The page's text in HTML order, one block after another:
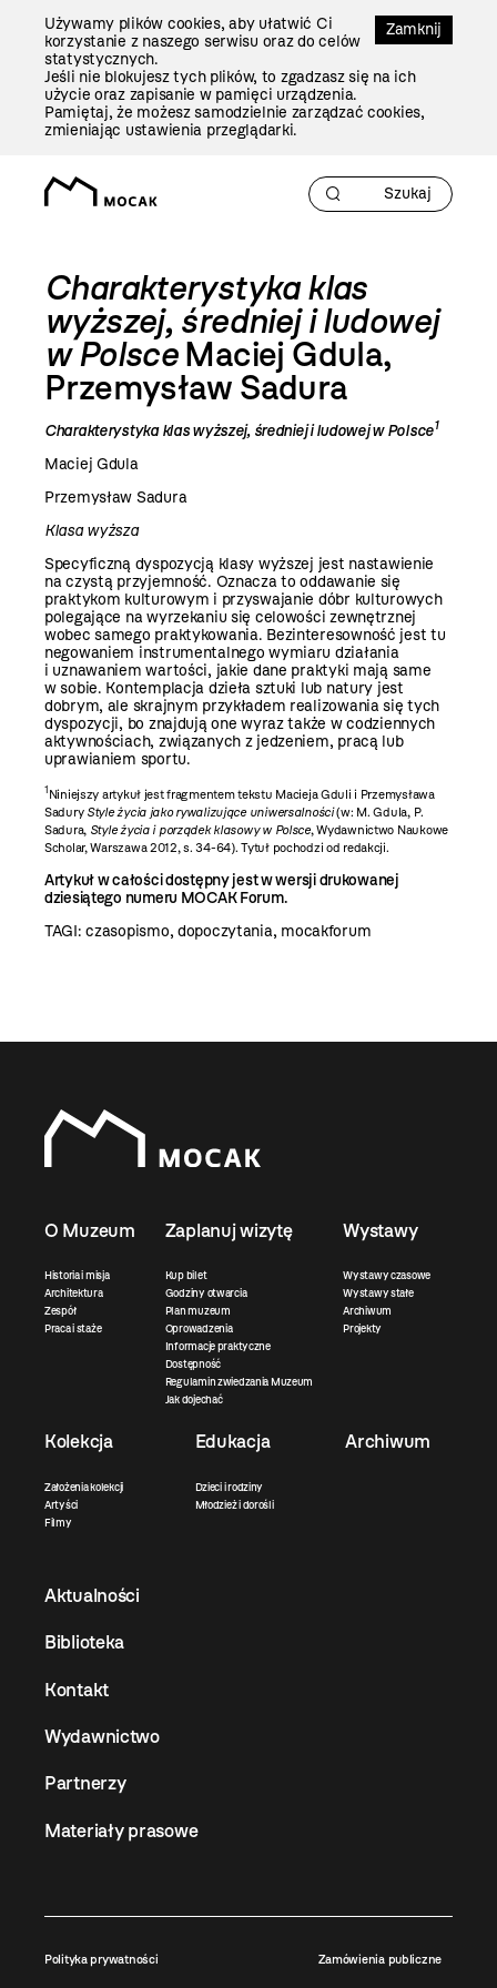
Zamknij
Używamy plików cookies, aby ułatwić Ci
korzystanie z naszego serwisu oraz do celów
statystycznych.
Jeśli nie blokujesz tych plików, to zgadzasz się na ich
użycie oraz zapisanie w pamięci urządzenia.
Pamiętaj, że możesz samodzielnie zarządzać cookies,
zmieniając ustawienia przeglądarki.
Charakterystyka klas
wyższej, średniej i ludowej
w PolsceMaciej Gdula,
Przemysław Sadura
Charakterystyka klas wyższej, średniej i ludowej w Polsce1
Maciej Gdula
Przemysław Sadura
Klasa wyższa
Specyficzną dyspozycją klasy wyższej jest nastawienie
na czystą przyjemność. Oznacza to oddawanie się
praktykom kulturowym i przyswajanie dóbr kulturowych
polegające na wyrzekaniu się celowości zewnętrznej
wobec samego praktykowania. Bezinteresowność jest tu
negowaniem instrumentalnego wymiaru działania
i uznawaniem wartości, jakie dane praktyki mają same
w sobie. Kontemplacja dzieła sztuki lub natury jest
dobrym, ale skrajnym przykładem realizowania się tych
dyspozycji, bo znajdują one wyraz także w codziennych
aktywnościach, związanych z jedzeniem, pracą lub
uprawianiem sportu.
1Niniejszy artykuł jest fragmentem tekstu Macieja Gduli i Przemysława
Sadury Style życia jako rywalizujące uniwersalności(w: M. Gdula, P.
Sadura, Style życia i porządek klasowy w Polsce, Wydawnictwo Naukowe
Scholar, Warszawa 2012, s. 34-64). Tytuł pochodzi od redakcji.
Artykuł w całości dostępny jest w wersji drukowanej
dziesiątego numeru MOCAK Forum.
TAGI:czasopismo, dopoczytania, mocakforum
O Muzeum
Historia i misja
Architektura
Zespół
Praca i staże
Zaplanuj wizytę
Kup bilet
Godziny otwarcia
Plan muzeum
Oprowadzenia
Informacje praktyczne
Dostępność
Regulamin zwiedzania Muzeum
Jak dojechać
Wystawy
Wystawy czasowe
Wystawy stałe
Archiwum
Projekty
Kolekcja
Założenia kolekcji
Artyści
Filmy
Edukacja
Dzieci i rodziny
Młodzież i dorośli
Archiwum
Aktualności
Biblioteka
Kontakt
Wydawnictwo
Partnerzy
Materiały prasowe
Polityka prywatności Zamówienia publiczne